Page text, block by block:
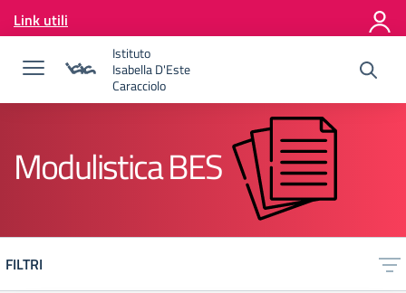
Vai ai contenuti
Vai al menu di navigazione
Link utili
Istituto
Isabella D'Este
Caracciolo
Modulistica BES
FILTRI